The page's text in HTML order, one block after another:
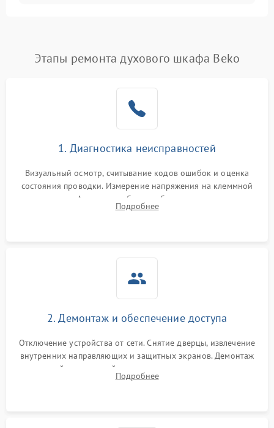
Этапы ремонта духового шкафа Beko
1. Диагностика неисправностей
Визуальный осмотр, считывание кодов ошибок и оценка
состояния проводки. Измерение напряжения на клеммной
колодке. Анализ жалоб на проблемы с нагревом,
конвекцией, панелью управления или блокировкой дверцы.
Подробнее
2. Демонтаж и обеспечение доступа
Отключение устройства от сети. Снятие дверцы, извлечение
внутренних направляющих и защитных экранов. Демонтаж
задней или верхней панели для прямого доступа к
нагревательным элементам, плате и вентиляторам.
Подробнее